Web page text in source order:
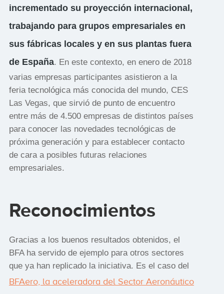
incrementado su proyección internacional,
trabajando para grupos empresariales en
sus fábricas locales y en sus plantas fuera
de España. En este contexto, en enero de 2018
varias empresas participantes asistieron a la
feria tecnológica más conocida del mundo, CES
Las Vegas, que sirvió de punto de encuentro
entre más de 4.500 empresas de distintos países
para conocer las novedades tecnológicas de
próxima generación y para establecer contacto
de cara a posibles futuras relaciones
empresariales.
Reconocimientos
Gracias a los buenos resultados obtenidos, el
BFA ha servido de ejemplo para otros sectores
que ya han replicado la iniciativa. Es el caso del
BFAero, la aceleradora del Sector Aeronáutico